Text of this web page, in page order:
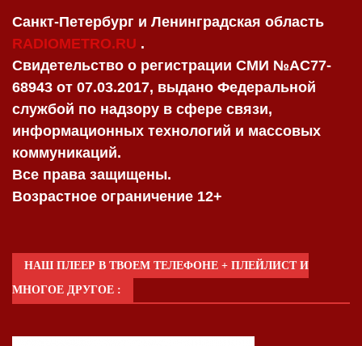
Санкт-Петербург и Ленинградская область
RADIOMETRO.RU .
Свидетельство о регистрации СМИ №AC77-
68943 от 07.03.2017, выдано Федеральной
службой по надзору в сфере связи,
информационных технологий и массовых
коммуникаций.
Все права защищены.
Возрастное ограничение 12+
НАШ ПЛЕЕР В ТВОЕМ ТЕЛЕФОНЕ + ПЛЕЙЛИСТ И
МНОГОЕ ДРУГОЕ :